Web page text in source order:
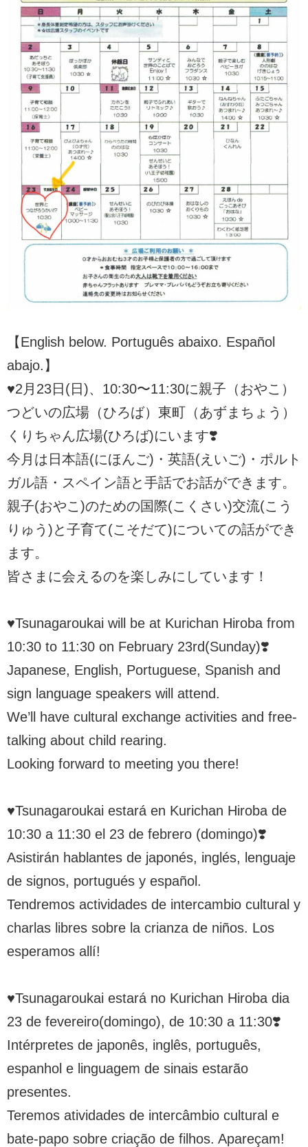
【English below. Português abaixo. Español
abajo.】
♥2月23日(日)、10:30〜11:30に親子（おやこ）
つどいの広場（ひろば）東町（あずまちょう）
くりちゃん広場(ひろば)にいます❣️
今月は日本語(にほんご)・英語(えいご)・ポルト
ガル語・スペイン語と手話でお話ができます。
親子(おやこ)のための国際(こくさい)交流(こう
りゅう)と子育て(こそだて)についての話ができ
ます。
皆さまに会えるのを楽しみにしています！
♥Tsunagaroukai will be at Kurichan Hiroba from
10:30 to 11:30 on February 23rd(Sunday)❣️
Japanese, English, Portuguese, Spanish and
sign language speakers will attend.
We’ll have cultural exchange activities and free-
talking about child rearing.
Looking forward to meeting you there!
♥Tsunagaroukai estará en Kurichan Hiroba de
10:30 a 11:30 el 23 de febrero (domingo)❣️
Asistirán hablantes de japonés, inglés, lenguaje
de signos, portugués y español.
Tendremos actividades de intercambio cultural y
charlas libres sobre la crianza de niños. Los
esperamos allí!
♥Tsunagaroukai estará no Kurichan Hiroba dia
23 de fevereiro(domingo), de 10:30 a 11:30❣️
Intérpretes de japonês, inglês, português,
espanhol e linguagem de sinais estarão
presentes.
Teremos atividades de intercâmbio cultural e
bate-papo sobre criação de filhos. Apareçam!